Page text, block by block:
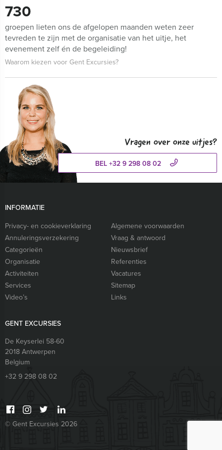
730
groepen lieten ons de afgelopen maanden weten zeer
tevreden te zijn met de organisatie van het uitje, het
evenement zelf én de begeleiding!
Waarom kiezen voor Gent Excursies?
Vragen over onze uitjes?
BEL +32 9 298 08 02
INFORMATIE
Privacy- en cookieverklaring
Algemene voorwaarden
Annuleringsverzekering
Vraag & antwoord
Categorieën
Nieuwsbrief
Organisatie
Referenties
Activiteiten
Vacatures
Services
Sitemap
Video’s
Links
GENT EXCURSIES
De Keyserlei 58-60
2018Antwerpen
Belgium
+32 9 298 08 02
© Gent Excursies 2026